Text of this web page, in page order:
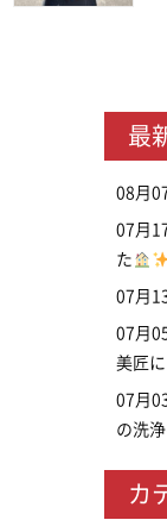
最
08月
07月
た
07月
07月
美匠
07月
の洗
カ